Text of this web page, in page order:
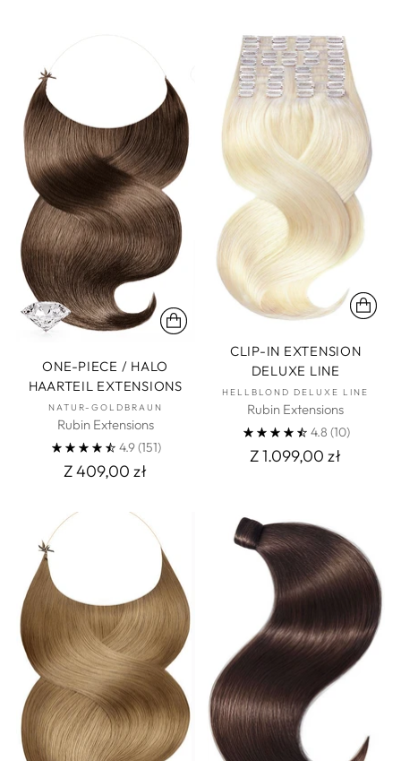
ONE-PIECE / HALO
HAARTEIL EXTENSIONS
NATUR-GOLDBRAUN
Rubin Extensions
4.9(151)
Z 409,00 zł
CLIP-IN EXTENSION
DELUXE LINE
HELLBLOND DELUXE LINE
Rubin Extensions
4.8 (10)
Z 1.099,00 zł